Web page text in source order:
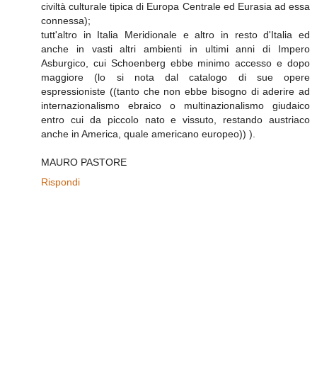
civiltà culturale tipica di Europa Centrale ed Eurasia ad essa
connessa);
tutt'altro in Italia Meridionale e altro in resto d'Italia ed
anche in vasti altri ambienti in ultimi anni di Impero
Asburgico, cui Schoenberg ebbe minimo accesso e dopo
maggiore (lo si nota dal catalogo di sue opere
espressioniste ((tanto che non ebbe bisogno di aderire ad
internazionalismo ebraico o multinazionalismo giudaico
entro cui da piccolo nato e vissuto, restando austriaco
anche in America, quale americano europeo)) ).
MAURO PASTORE
Rispondi